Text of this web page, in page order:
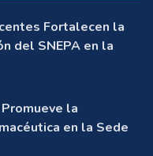
Fortalecen la
del SNEPA en la
la
en la Sede